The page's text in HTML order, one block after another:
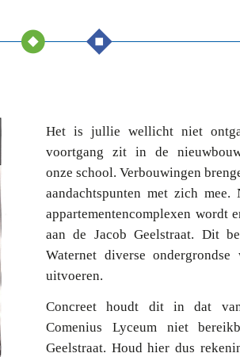
Het is jullie wellicht niet
voortgang zit in de
onze school. Verbouwingen
aandachtspunten met zich
appartementencomplexen wordt
aan de Jacob Geelstraat. Dit
Waternet diverse ondergrondse
uitvoeren.
Concreet houdt dit in dat
Comenius Lyceum niet
Geelstraat. Houd hier dus